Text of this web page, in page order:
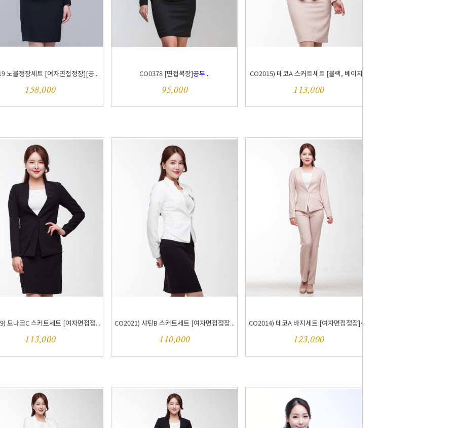
노블정장세트 [여자면접정장][공...
158,000
CO0378 [면접복장]공무...
95,000
CO2015) 데코A 스커트세트 [블랙, 베이지...
113,000
모나코C 스커트세트 [여자면접정...
113,000
CO2021) 샤틴B 스커트세트 [여자면접정장...
110,000
CO2014) 데코A 바지세트 [여자면접정장]<...
123,000